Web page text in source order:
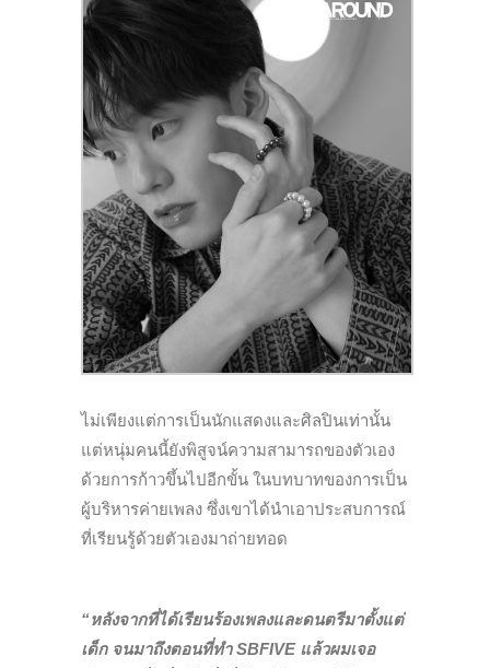
ไม่เพียงแต่การเป็นนักแสดงและศิลปินเท่านั้น
แต่หนุ่มคนนี้ยังพิสูจน์ความสามารถของตัวเอง
ด้วยการก้าวขึ้นไปอีกขั้น ในบทบาทของการเป็น
ผู้บริหารค่ายเพลง ซึ่งเขาได้นำเอาประสบการณ์
ที่เรียนรู้ด้วยตัวเองมาถ่ายทอด
“หลังจากที่ได้เรียนร้องเพลงและดนตรีมาตั้งแต่
เด็ก จนมาถึงตอนที่ทำ SBFIVE แล้วผมเจอ